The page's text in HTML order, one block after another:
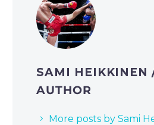
SAMI HEIKKINEN
AUTHOR
More posts by Sami